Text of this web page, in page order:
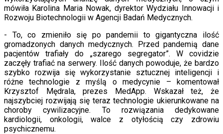
mówiła Karolina Maria Nowak, dyrektor Wydziału Innowacji i
Rozwoju Biotechnologii w Agencji Badań Medycznych.
- To, co zmieniło się po pandemii to gigantyczna ilość
gromadzonych danych medycznych. Przed pandemią dane
pacjentów trafiały do „szarego segregator”. W covidzie
zaczęły trafiać na serwery. Ilość danych powoduje, że bardzo
szybko rozwija się wykorzystanie sztucznej inteligencji i
różne technologie z myślą o medycynie – komentował
Krzysztof Mędrala, prezes MedApp. Wskazał też, że
najszybciej rozwijają się teraz technologie ukierunkowane na
choroby cywilizacyjne. To rozwiązania dedykowane
kardiologii, onkologii, walce z otyłością czy zdrowiu
psychicznemu.